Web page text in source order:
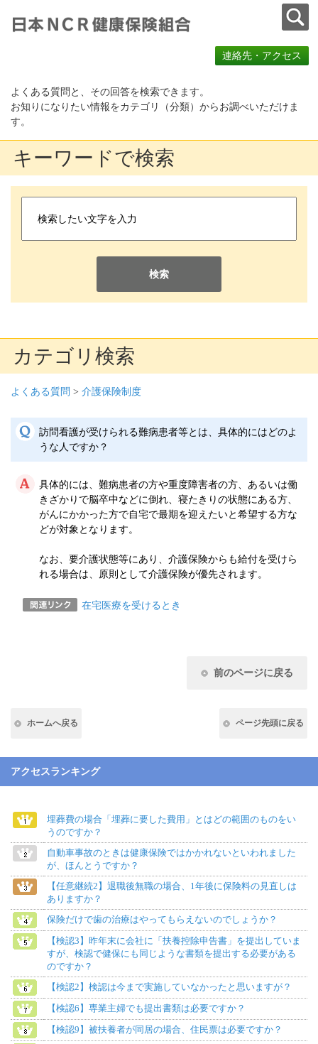
連絡先・アクセス
よくある質問と、その回答を検索できます。
お知りになりたい情報をカテゴリ（分類）からお調べいただけま
す。
キーワードで検索
検索
カテゴリ検索
よくある質問 > 介護保険制度
訪問看護が受けられる難病患者等とは、具体的にはどのよ
うな人ですか？
具体的には、難病患者の方や重度障害者の方、あるいは働
きざかりで脳卒中などに倒れ、寝たきりの状態にある方、
がんにかかった方で自宅で最期を迎えたいと希望する方な
どが対象となります。
なお、要介護状態等にあり、介護保険からも給付を受けら
れる場合は、原則として介護保険が優先されます。
在宅医療を受けるとき
前のページに戻る
ホームへ戻る ページ先頭に戻る
アクセスランキング
埋葬費の場合「埋葬に要した費用」とはどの範囲のものをい
うのですか？
自動車事故のときは健康保険ではかかれないといわれました
が、ほんとうですか？
【任意継続2】退職後無職の場合、1年後に保険料の見直しは
ありますか？
保険だけで歯の治療はやってもらえないのでしょうか？
【検認3】昨年末に会社に「扶養控除申告書」を提出していま
すが、検認で健保にも同じような書類を提出する必要がある
のですか？
【検認2】検認は今まで実施していなかったと思いますが？
【検認6】専業主婦でも提出書類は必要ですか？
【検認9】被扶養者が同居の場合、住民票は必要ですか？